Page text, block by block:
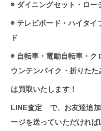
◉ ダイニングセット・ロー
◉ テレビボード・ハイタイ
ド
◉ 自転車・電動自転車・ク
ウンテンバイク・折りたた
は買取いたします！
LINE査定 で、お友達追加
ージを送っていただけれ